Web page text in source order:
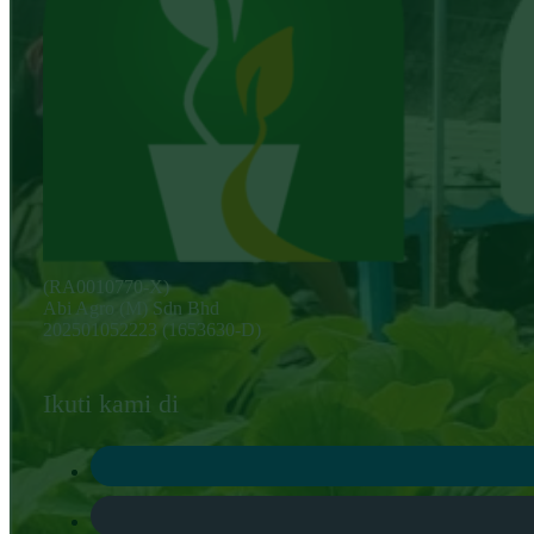
(RA0010770-X)
Abi Agro (M) Sdn Bhd
202501052223 (1653630-D)
Ikuti kami di